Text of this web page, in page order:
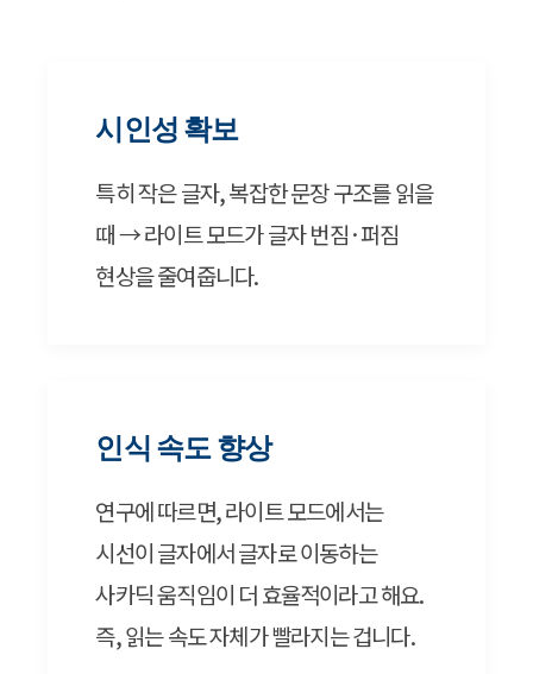
시인성 확보
특히 작은 글자, 복잡한 문장 구조를 읽을
때 → 라이트 모드가 글자 번짐·퍼짐
현상을 줄여줍니다.
인식 속도 향상
연구에 따르면, 라이트 모드에서는
시선이 글자에서 글자로 이동하는
사카딕 움직임이 더 효율적이라고 해요.
즉, 읽는 속도 자체가 빨라지는 겁니다.